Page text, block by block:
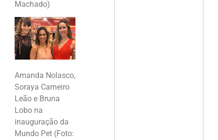
Machado)
Amanda Nolasco,
Soraya Carneiro
Leão e Bruna
Lobo na
inauguração da
Mundo Pet (Foto: